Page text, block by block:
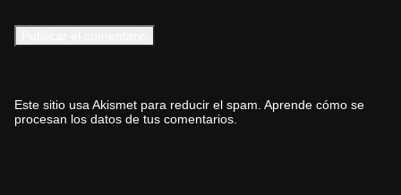
Este sitio usa Akismet para reducir el spam. Aprende cómo se
procesan los datos de tus comentarios.